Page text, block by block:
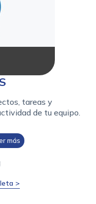
tareas y
de tu equipo.
más
>